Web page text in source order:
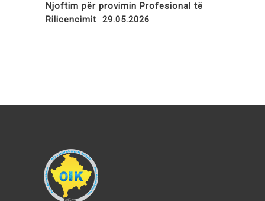
Njoftim për provimin Profesional të
Rilicencimit 29.05.2026